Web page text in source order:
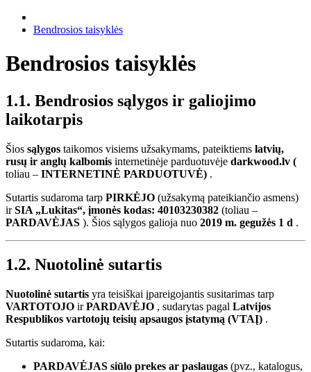
Bendrosios taisyklės
Bendrosios taisyklės
1.1. Bendrosios sąlygos ir galiojimo
laikotarpis
Šios sąlygos taikomos visiems užsakymams, pateiktiems latvių,
rusų ir anglų kalbomis internetinėje parduotuvėje darkwood.lv (
toliau – INTERNETINĖ PARDUOTUVĖ) .
Sutartis sudaroma tarp PIRKĖJO (užsakymą pateikiančio asmens)
irSIA „Lukitas“, įmonės kodas: 40103230382 (toliau –
PARDAVĖJAS ). Šios sąlygos galioja nuo 2019 m. gegužės 1 d .
1.2. Nuotolinė sutartis
Nuotolinė sutartis yra teisiškai įpareigojantis susitarimas tarp
VARTOTOJO irPARDAVĖJO , sudarytas pagal Latvijos
Respublikos vartotojų teisių apsaugos įstatymą (VTAĮ) .
Sutartis sudaroma, kai:
PARDAVĖJAS siūlo prekes ar paslaugas (pvz., katalogus,